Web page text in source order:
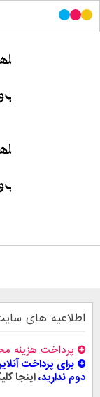
اطلاعیه های
پرداخت هزینه
برای پرداخت
دوم ندارید،اینجا